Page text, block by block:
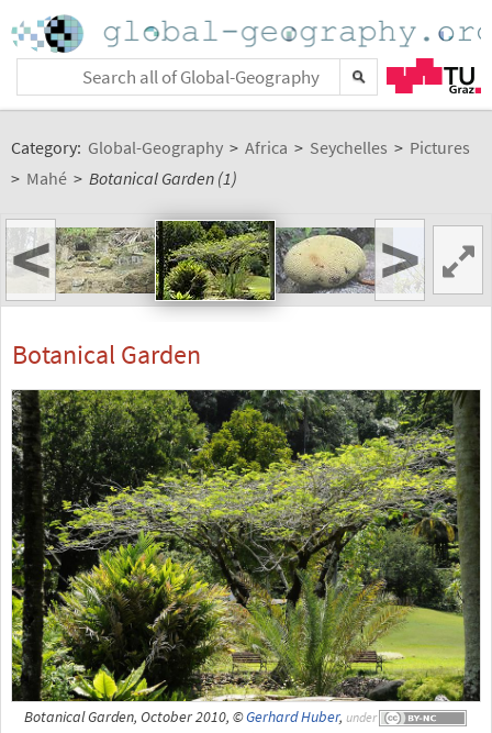
Category: Global-Geography > Africa > Seychelles > Pictures
> Mahé > Botanical Garden (1)
< >
Botanical Garden
Botanical Garden, October 2010, ©Gerhard Huber, under